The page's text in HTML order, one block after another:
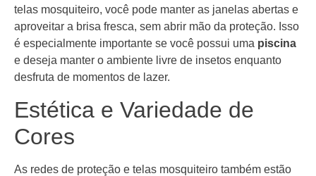
telas mosquiteiro, você pode manter as janelas abertas e
aproveitar a brisa fresca, sem abrir mão da proteção. Isso
é especialmente importante se você possui uma piscina
e deseja manter o ambiente livre de insetos enquanto
desfruta de momentos de lazer.
Estética e Variedade de
Cores
As redes de proteção e telas mosquiteiro também estão